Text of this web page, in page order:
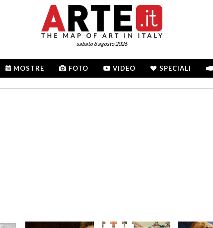
sabato 8 agosto 2026
MOSTRE FOTO VIDEO SPECIALI